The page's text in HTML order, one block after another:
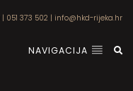
| 051 373 502 | info@hkd-rijeka.hr
NAVIGACIJA